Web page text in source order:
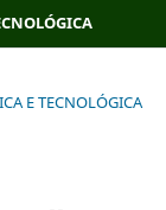
E TECNOLÓGICA